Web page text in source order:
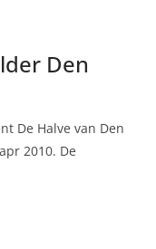
Den
De Halve van Den
2010. De